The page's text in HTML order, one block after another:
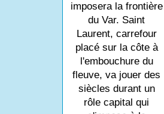
imposera la frontière
du Var. Saint
Laurent, carrefour
placé sur la côte à
l'embouchure du
fleuve, va jouer des
siècles durant un
rôle capital qui